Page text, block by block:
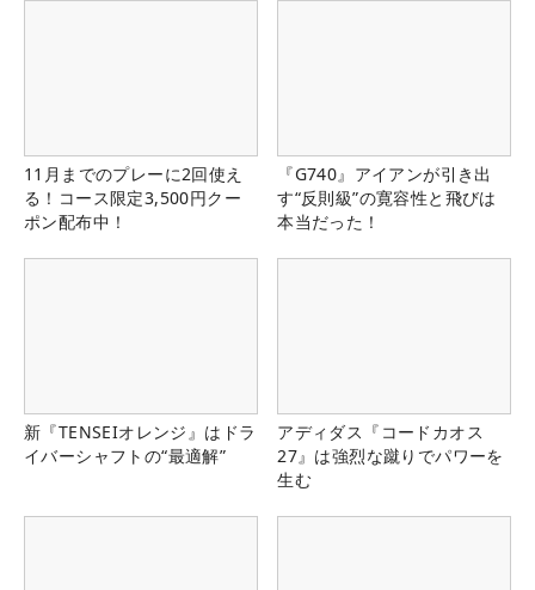
11月までのプレーに2回使え
る！コース限定3,500円クー
ポン配布中！
『G740』アイアンが引き出
す“反則級”の寛容性と飛びは
本当だった！
新『TENSEIオレンジ』はドラ
イバーシャフトの“最適解”
アディダス『コードカオス
27』は強烈な蹴りでパワーを
生む